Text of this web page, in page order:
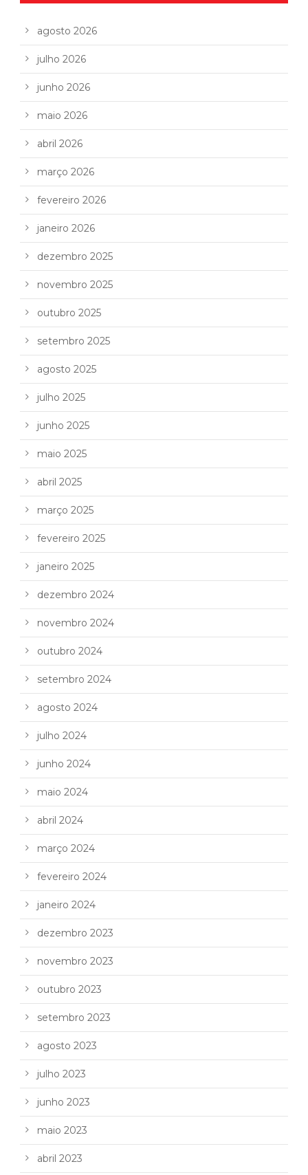
agosto 2026
julho 2026
junho 2026
maio 2026
abril 2026
março 2026
fevereiro 2026
janeiro 2026
dezembro 2025
novembro 2025
outubro 2025
setembro 2025
agosto 2025
julho 2025
junho 2025
maio 2025
abril 2025
março 2025
fevereiro 2025
janeiro 2025
dezembro 2024
novembro 2024
outubro 2024
setembro 2024
agosto 2024
julho 2024
junho 2024
maio 2024
abril 2024
março 2024
fevereiro 2024
janeiro 2024
dezembro 2023
novembro 2023
outubro 2023
setembro 2023
agosto 2023
julho 2023
junho 2023
maio 2023
abril 2023